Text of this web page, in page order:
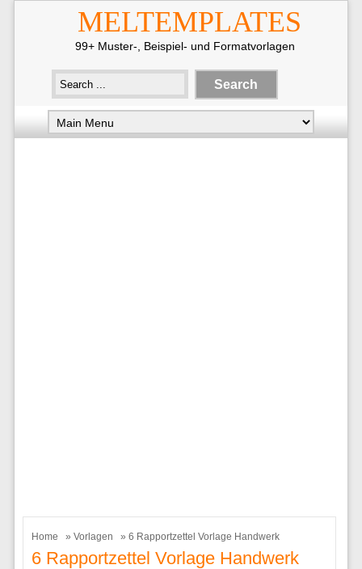
MELTEMPLATES
99+ Muster-, Beispiel- und Formatvorlagen
Home » Vorlagen » 6 Rapportzettel Vorlage Handwerk
6 Rapportzettel Vorlage Handwerk